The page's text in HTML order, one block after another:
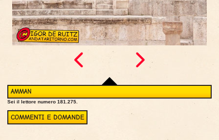
AMMAN
Sei il lettore numero 181.275.
COMMENTI E DOMANDE